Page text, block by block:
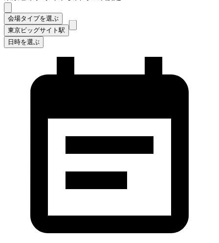
会場タイプを選ぶ
東京ビッグサイト駅
日時を選ぶ